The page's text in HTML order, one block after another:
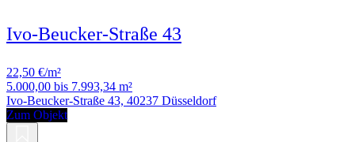
Ivo-Beucker-Straße 43
22,50 €/m²
5.000,00 bis 7.993,34 m²
Ivo-Beucker-Straße 43, 40237 Düsseldorf
Zum Objekt